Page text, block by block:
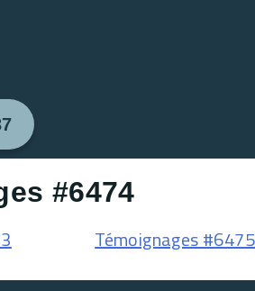
#6474
Témoignages #6475